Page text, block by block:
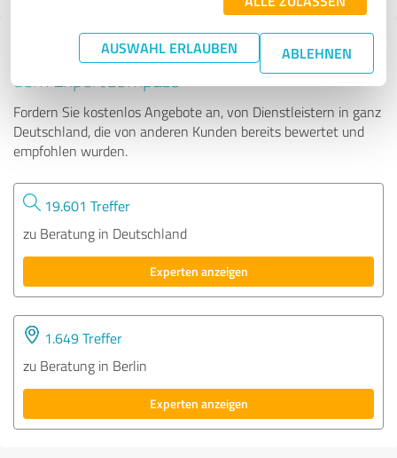
AUSWAHL ERLAUBEN ABLEHNEN
Tipp: Die passenden Experten finden - mit
dem ExpertCompass
Fordern Sie kostenlos Angebote an, von Dienstleistern in ganz
Deutschland, die von anderen Kunden bereits bewertet und
empfohlen wurden.
19.601 Treffer
zu Beratung in Deutschland
Experten anzeigen
1.649 Treffer
zu Beratung in Berlin
Experten anzeigen